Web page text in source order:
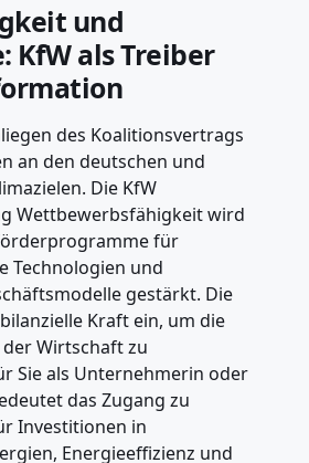
und
KfW als Treiber
des Koalitionsvertrags
an den deutschen und
Die KfW
Wettbewerbsfähigkeit wird
für
Technologien und
gestärkt. Die
Kraft ein, um die
Wirtschaft zu
Sie als Unternehmerin oder
das Zugang zu
Investitionen in
Energieeffizienz und